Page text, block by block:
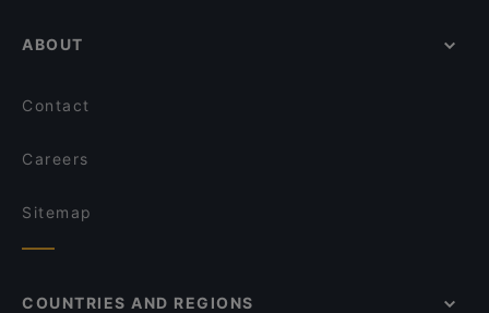
ABOUT
Contact
Careers
Sitemap
COUNTRIES AND REGIONS